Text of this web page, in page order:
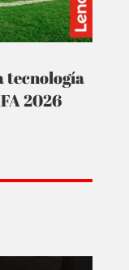
tecnología
2026